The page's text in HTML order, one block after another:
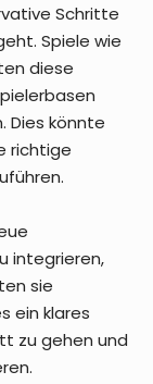
Schritte
Spiele wie
diese
Dies könnte
richtige
integrieren,
sie
ein klares
zu gehen und